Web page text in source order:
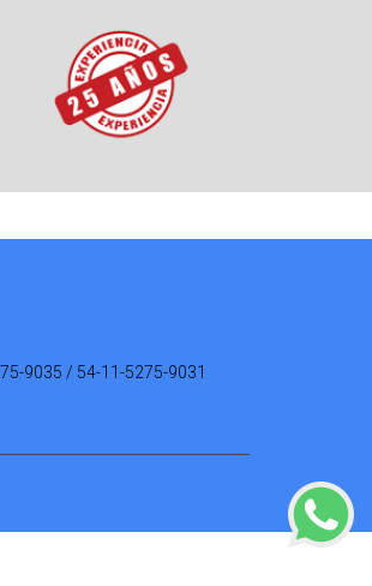
9035 / 54-11-5275-9031